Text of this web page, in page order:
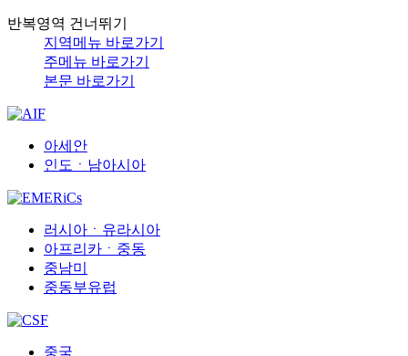
반복영역 건너뛰기
지역메뉴 바로가기
주메뉴 바로가기
본문 바로가기
아세안
인도ㆍ남아시아
러시아ㆍ유라시아
아프리카ㆍ중동
중남미
중동부유럽
중국